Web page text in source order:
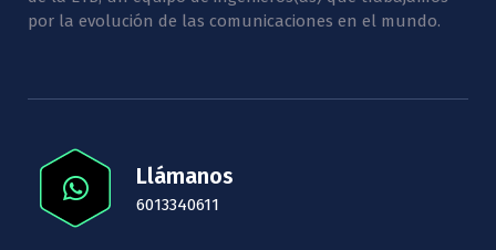
por la evolución de las comunicaciones en el mundo.
Llámanos
6013340611